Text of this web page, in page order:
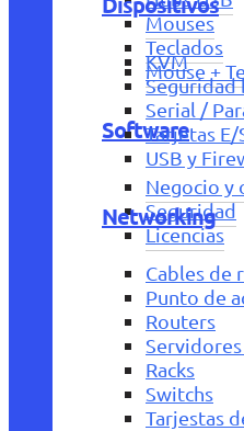
Mouses
Teclados
Mouse +
Software
Negocio y
Seguridad
Licencias
KVM
Seguridad
Serial /
Tarjetas E/
USB y
Networking
Cables de
Punto de
Routers
Racks
Switchs
Tarjestas